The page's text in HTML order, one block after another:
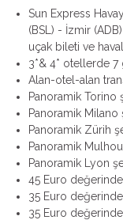
Sun Express
(BSL) - İzmir
uçak bileti ve
3*& 4* otellerde 7
Alan-otel-alan
Panoramik Torino
Panoramik Milano
Panoramik Zürih
Panoramik
Panoramik Lyon
45 Euro
35 Euro
35 Euro